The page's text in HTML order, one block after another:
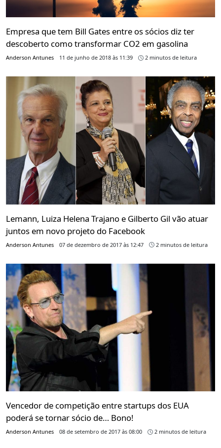
Empresa que tem Bill Gates entre os sócios diz ter
descoberto como transformar CO2 em gasolina
Anderson Antunes 11 de junho de 2018 às 11:39 2 minutos de leitura
Lemann, Luiza Helena Trajano e Gilberto Gil vão atuar
juntos em novo projeto do Facebook
Anderson Antunes 07 de dezembro de 2017 às 12:47 2 minutos de leitura
Vencedor de competição entre startups dos EUA
poderá se tornar sócio de… Bono!
Anderson Antunes 08 de setembro de 2017 às 08:00 2 minutos de leitura